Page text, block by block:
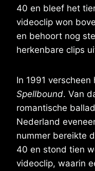
40 en bleef het
videoclip won
en behoort nog
herkenbare clips
In 1991
Spellbound. Van
romantische ballad
Nederland
nummer bereikte
40 en stond tien
videoclip, waarin